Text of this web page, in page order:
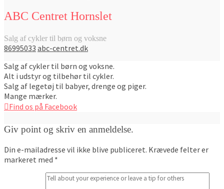
ABC Centret Hornslet
Salg af cykler til børn og voksne
86995033 abc-centret.dk
Salg af cykler til børn og voksne.
Alt i udstyr og tilbehør til cykler.
Salg af legetøj til babyer, drenge og piger.
Mange mærker.
Find os på Facebook
Giv point og skriv en anmeldelse.
Din e-mailadresse vil ikke blive publiceret. Krævede felter er
markeret med *